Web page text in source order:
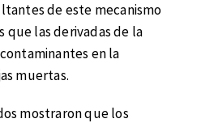
de este mecanismo
que las derivadas de la
en la
muertas.
mostraron que los